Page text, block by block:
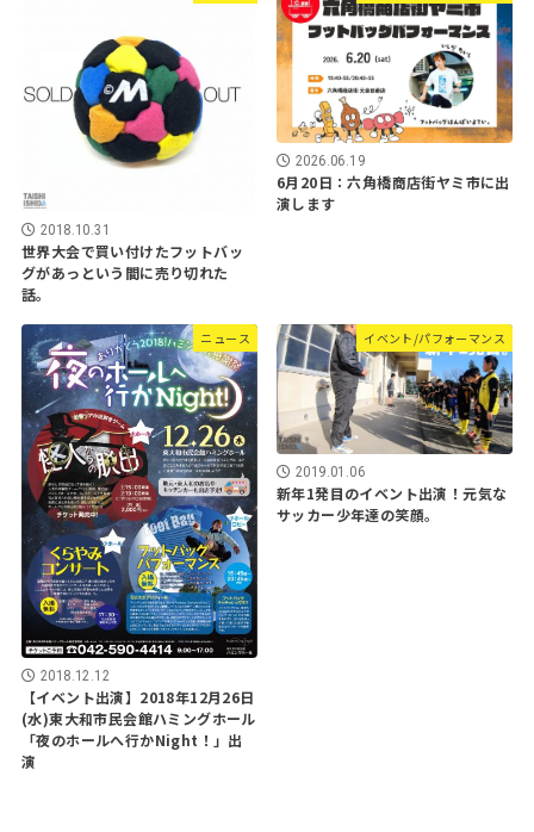
2018.10.31
世界大会で買い付けたフットバッ
グがあっという間に売り切れた
話。
2026.06.19
6月20日：六角橋商店街ヤミ市に出
演します
ニュース
2018.12.12
【イベント出演】2018年12月26日
(水)東大和市民会館ハミングホール
「夜のホールへ行かNight！」出
演
イベント/パフォーマンス
2019.01.06
新年1発目のイベント出演！元気な
サッカー少年達の笑顔。